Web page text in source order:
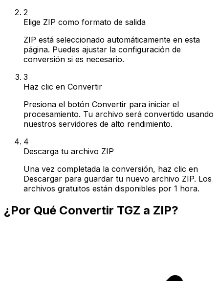
2
Elige ZIP como formato de salida
ZIP está seleccionado automáticamente en esta
página. Puedes ajustar la configuración de
conversión si es necesario.
3
Haz clic en Convertir
Presiona el botón Convertir para iniciar el
procesamiento. Tu archivo será convertido usando
nuestros servidores de alto rendimiento.
4
Descarga tu archivo ZIP
Una vez completada la conversión, haz clic en
Descargar para guardar tu nuevo archivo ZIP. Los
archivos gratuitos están disponibles por 1 hora.
¿Por Qué Convertir TGZ a ZIP?